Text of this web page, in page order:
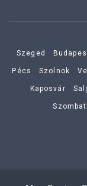
Szeged
Pécs Szolnok
Kaposvár